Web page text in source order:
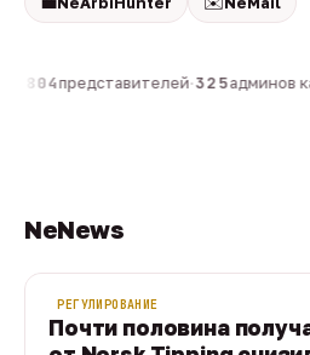
804представителей·325админов
NeNews
РЕГУЛИРОВАНИЕ
Почти половина